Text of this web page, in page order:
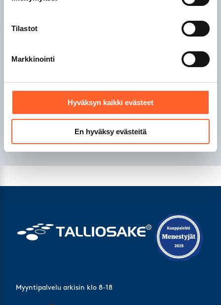
Tilastot
Markkinointi
Hyväksyn kaikki evästeet
En hyväksy evästeitä
Talliosake Valkeakoski
Talliosake Vantaa
Talliosake Ylöjärvi
Myyntipalvelu arkisin klo 8-18